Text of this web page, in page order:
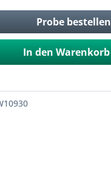
Probe bestellen
In den Warenkorb